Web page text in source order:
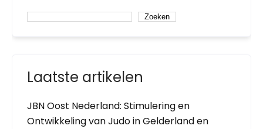
Zoeken
Laatste artikelen
JBN Oost Nederland: Stimulering en
Ontwikkeling van Judo in Gelderland en